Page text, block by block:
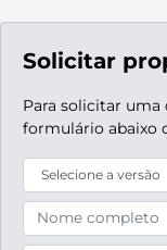
Solicitar
Para solicitar uma
formulário abaixo